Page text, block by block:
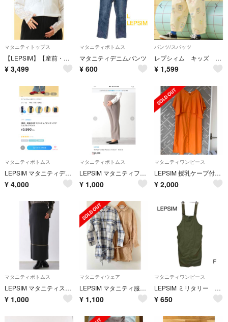
マタニティトップス
【LEPSIM】【産前・産後対応】マタニティ／レース切り替えプルオーバー
¥ 3,499
マタニティボトムス
マタニティデニムパンツ
¥ 600
パンツ/スパッツ
レプシィム キッズ 総柄コクーンパンツ アイボリー 刺繍柄 120cm 新品
¥ 1,599
マタニティボトムス
LEPSIM マタニティデニムフレアパンツ
¥ 4,000
マタニティボトムス
LEPSIM マタニティフレアスリットパンツ
¥ 1,000
マタニティワンピース
LEPSIM 授乳ケープ付き ワンピース
¥ 2,000
マタニティボトムス
LEPSIM マタニティスカート
¥ 1,000
マタニティウェア
LEPSIM マタニティ服（シャツ）&ケープ×2セット
¥ 1,100
マタニティワンピース
LEPSIM ミリタリー ジャンパースカート F マタニティ
¥ 650